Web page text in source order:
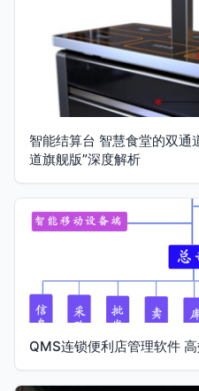
智能结算台 智慧食堂的双通
道旗舰版”深度解析
QMS连锁便利店管理软件